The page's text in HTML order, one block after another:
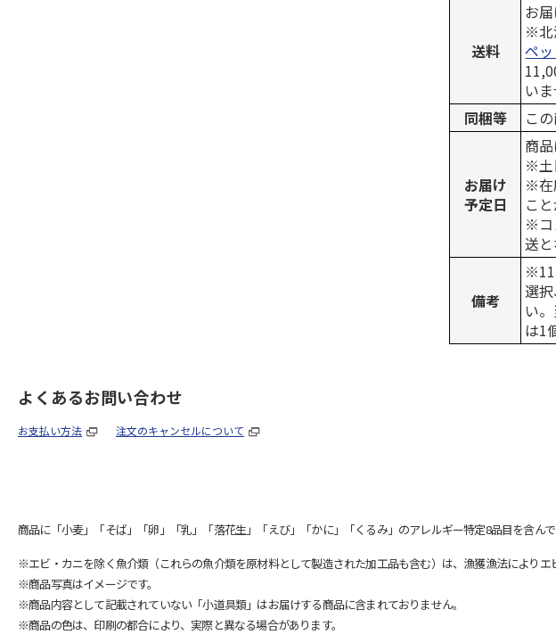
送料
お
※北
ペ
い
同梱等
こ
お届け
予定日
商
※土
※在
こ
※コ
送と
備考
※11
選
い
は1
よくあるお問い合わせ
お支払い方法 注文のキャンセルについて
商品に「小麦」「そば」「卵」「乳」「落花生」「えび」「かに」「くるみ」のアレルギー特定8品目を含んで
※エビ・カニを除く魚介類（これらの魚介類を原材料として製造された加工品も含む）は、漁獲漁法により
※商品写真はイメージです。
※商品内容として記載されていない「小道具類」はお届けする商品に含まれておりません。
※商品の色は、印刷の都合により、実際と異なる場合があります。